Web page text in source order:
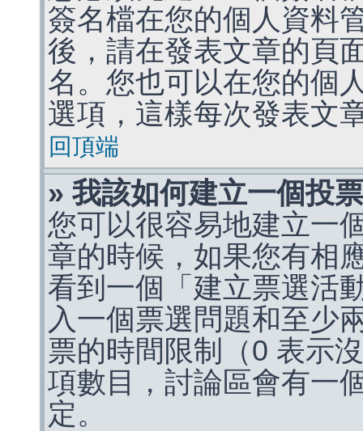
簽名檔在您的個人資料
後，請在發表文章的頁
名。您也可以在您的個
選項，這樣每次發表文
回頂端
» 我該如何建立一個投
您可以很容易地建立一
章的時候，如果您有相
看到一個「建立票選活
入一個票選問題和至少
票的時間限制（0 表示
項數目，討論區會有一
定。